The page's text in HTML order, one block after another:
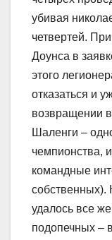
убивая
четвертей.
Доунса в
этого
отказаться и
возвращении
Шаленги –
чемпионства,
командные
собственных).
удалось все
подопечных –